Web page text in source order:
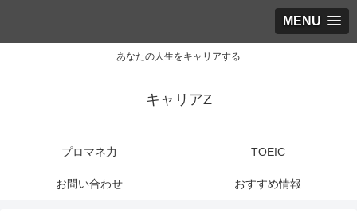
MENU
あなたの人生をキャリアする
キャリアZ
プロマネ力 TOEIC
お問い合わせ おすすめ情報